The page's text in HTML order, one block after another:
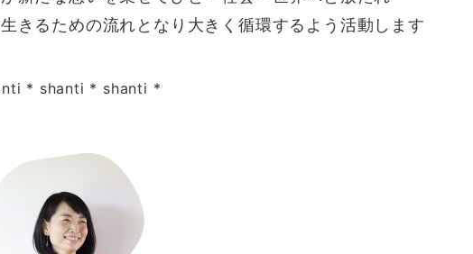
きるための流れとなり大きく循環するよう活動します
* shanti * shanti *